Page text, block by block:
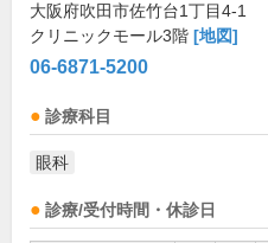
大阪府吹田市佐竹台1丁目4-1
クリニックモール3階 [地図]
06-6871-5200
診療科目
眼科
診療/受付時間・休診日